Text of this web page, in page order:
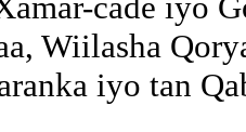
Wiilasha
iyo tan